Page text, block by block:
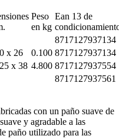
Peso
en kg
Ean 13 de
8717127937134
x 26 0.100 8717127937134
x 38 4.800 8717127937554
8717127937561
con un paño suave de
y agradable a las
paño utilizado para las